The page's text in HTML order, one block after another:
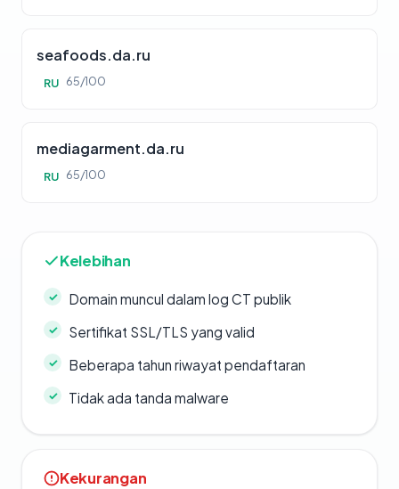
seafoods.da.ru
RU 65/100
mediagarment.da.ru
RU 65/100
Kelebihan
Domain muncul dalam log CT publik
Sertifikat SSL/TLS yang valid
Beberapa tahun riwayat pendaftaran
Tidak ada tanda malware
Kekurangan